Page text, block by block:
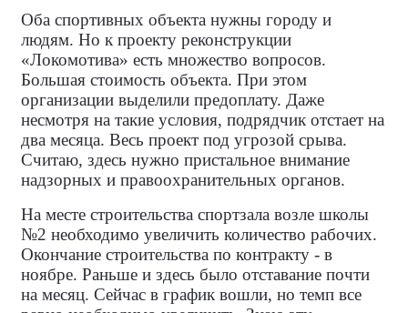
Оба спортивных объекта нужны городу и
людям. Но к проекту реконструкции
«Локомотива» есть множество вопросов.
Большая стоимость объекта. При этом
организации выделили предоплату. Даже
несмотря на такие условия, подрядчик отстает на
два месяца. Весь проект под угрозой срыва.
Считаю, здесь нужно пристальное внимание
надзорных и правоохранительных органов.
На месте строительства спортзала возле школы
№2 необходимо увеличить количество рабочих.
Окончание строительства по контракту - в
ноябре. Раньше и здесь было отставание почти
на месяц. Сейчас в график вошли, но темп все